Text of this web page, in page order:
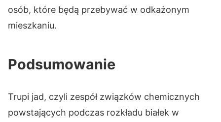
osób, które będą przebywać w odkażonym
mieszkaniu.
Podsumowanie
Trupi jad, czyli zespół związków chemicznych
powstających podczas rozkładu białek w